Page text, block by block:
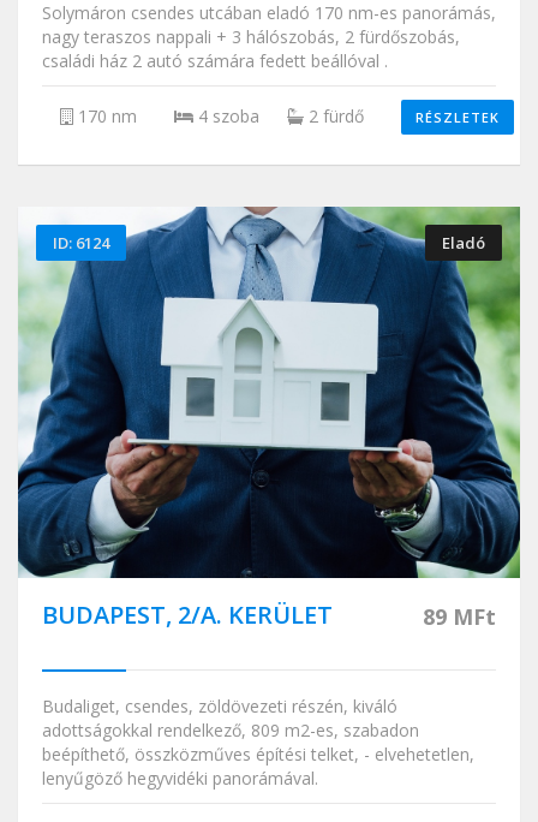
Solymáron csendes utcában eladó 170 nm-es panorámás,
nagy teraszos nappali + 3 hálószobás, 2 fürdőszobás,
családi ház 2 autó számára fedett beállóval .
170 nm 4 szoba 2 fürdő RÉSZLETEK
ID: 6124 Eladó
BUDAPEST, 2/A. KERÜLET 89 MFt
Budaliget, csendes, zöldövezeti részén, kiváló
adottságokkal rendelkező, 809 m2-es, szabadon
beépíthető, összközműves építési telket, - elvehetetlen,
lenyűgöző hegyvidéki panorámával.